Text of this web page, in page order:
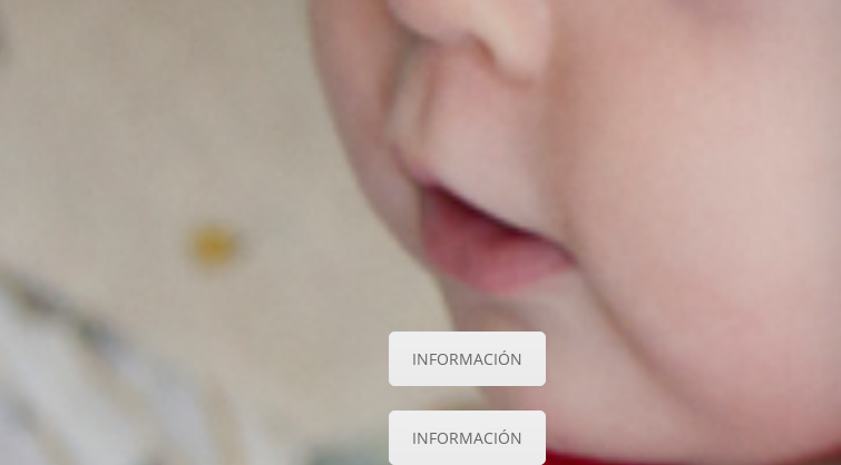
INFORMACIÓN
INFORMACIÓN